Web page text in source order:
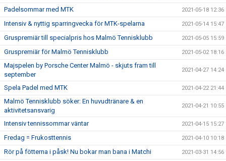
Padelsommar med MTK 2021-05-18 12:36
Intensiv & nyttig sparringvecka för MTK-spelarna 2021-05-14 15:47
Gruspremiär till specialpris hos Malmö Tennisklubb 2021-05-05 15:59
Gruspremiär för Malmö Tennisklubb 2021-05-02 18:16
Majspelen by Porsche Center Malmö - skjuts fram till
september
2021-04-27 14:24
Spela Padel med MTK 2021-04-22 21:44
Malmö Tennisklubb söker: En huvudtränare & en
aktivitetsansvarig
2021-04-21 10:55
Intensiv tennissommar väntar 2021-04-15 15:27
Fredag = Frukosttennis 2021-04-10 10:18
Rör på fötterna i påsk! Nu bokar man bana i Matchi 2021-03-31 14:56